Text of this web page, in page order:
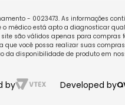
- 0023473. As informações
médico está apto a diagnosticar
são válidos apenas para compras
você possa realizar suas
da disponibilidade de produto em
by Developed by